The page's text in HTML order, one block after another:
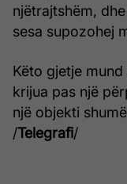
njëtrajtshëm,
sesa supozohej
Këto gjetje
krijua pas një
një objekti
/Telegrafi/